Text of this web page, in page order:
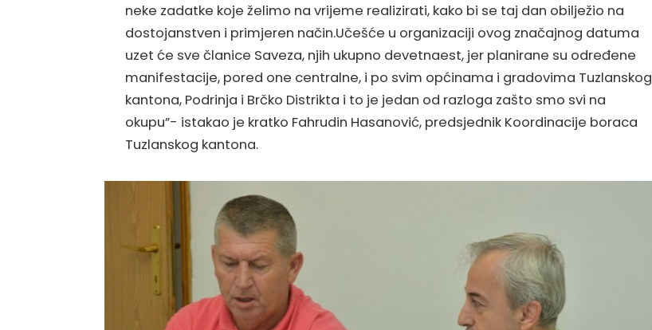
neke zadatke koje želimo na vrijeme realizirati, kako bi se taj dan obilježio na
dostojanstven i primjeren način.Učešće u organizaciji ovog značajnog datuma
uzet će sve članice Saveza, njih ukupno devetnaest, jer planirane su određene
manifestacije, pored one centralne, i po svim općinama i gradovima Tuzlanskog
kantona, Podrinja i Brčko Distrikta i to je jedan od razloga zašto smo svi na
okupu”- istakao je kratko Fahrudin Hasanović, predsjednik Koordinacije boraca
Tuzlanskog kantona.